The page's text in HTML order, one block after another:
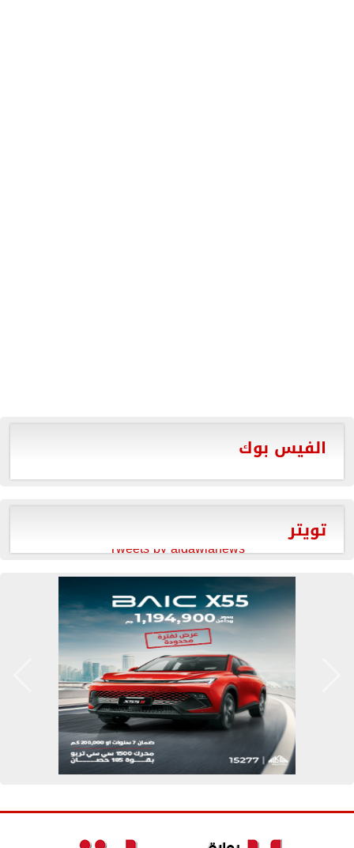
الفيس بوك
تويتر
Tweets by aldawlanews